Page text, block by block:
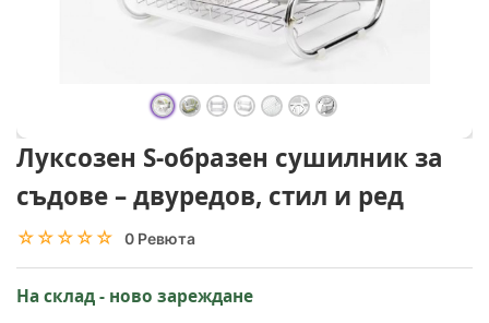
Луксозен S-образен сушилник за
съдове – двуредов, стил и ред
☆☆☆☆☆
★★★★★ 0 Ревюта
На склад - ново зареждане